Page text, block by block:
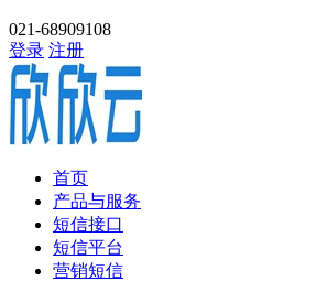
021-68909108
登录 注册
首页
产品与服务
短信接口
短信平台
营销短信